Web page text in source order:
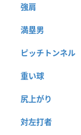
強肩
満塁男
ピッチトンネル
重い球
尻上がり
対左打者